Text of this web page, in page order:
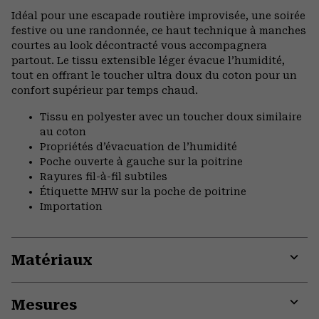
or
Idéal pour une escapade routière improvisée, une soirée
festive ou une randonnée, ce haut technique à manches
courtes au look décontracté vous accompagnera
partout. Le tissu extensible léger évacue l’humidité,
tout en offrant le toucher ultra doux du coton pour un
confort supérieur par temps chaud.
Tissu en polyester avec un toucher doux similaire
au coton
Propriétés d’évacuation de l’humidité
Poche ouverte à gauche sur la poitrine
Rayures fil-à-fil subtiles
Étiquette MHW sur la poche de poitrine
Importation
Matériaux
Mesures